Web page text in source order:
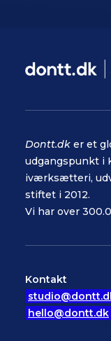
Dontt.dk er et
udgangspunkt i
iværksætteri,
stiftet i 2012.
Vi har over
Kontakt
hello@dontt.dk